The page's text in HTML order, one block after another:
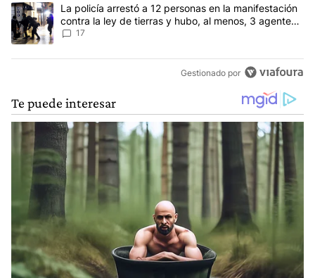
Un artículo de tendencia con el título "La policía arrestó a 12
La policía arrestó a 12 personas en la manifestación
contra la ley de tierras y hubo, al menos, 3 agentes
heridos
17
Gestionado por